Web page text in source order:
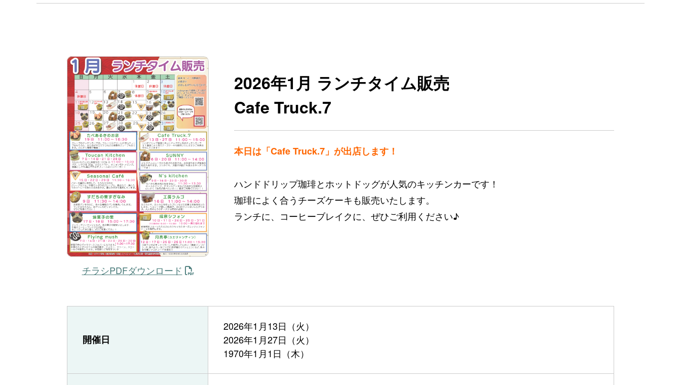
2026年1月 ランチタイム販売
Cafe Truck.7
本日は「Cafe Truck.7」が出店します！
ハンドドリップ珈琲とホットドッグが人気のキッチンカーです！
珈琲によく合うチーズケーキも販売いたします。
ランチに、コーヒーブレイクに、ぜひご利用ください♪
チラシPDFダウンロード
開催日
2026年1月13日（火）
2026年1月27日（火）
1970年1月1日（木）